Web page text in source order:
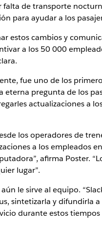
de transporte
para ayudar a los
estos cambios y
a los 50 000
fue uno de los
pregunta de los
actualizaciones
los operadores de
a los empleados
afirma Poster.
lugar”.
le sirve al equipo.
sintetizarla y difundirla
durante estos tiempos